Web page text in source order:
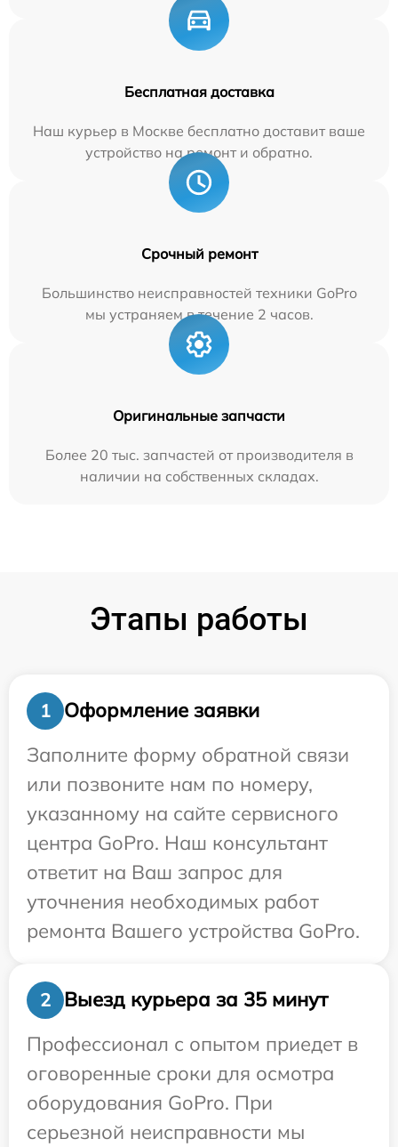
Бесплатная доставка
Наш курьер в Москве бесплатно доставит ваше
устройство на ремонт и обратно.
Срочный ремонт
Большинство неисправностей техники GoPro
мы устраняем в течение 2 часов.
Оригинальные запчасти
Более 20 тыс. запчастей от производителя в
наличии на собственных складах.
Этапы работы
1
Оформление заявки
Заполните форму обратной связи
или позвоните нам по номеру,
указанному на сайте сервисного
центра GoPro. Наш консультант
ответит на Ваш запрос для
уточнения необходимых работ
ремонта Вашего устройства GoPro.
2
Выезд курьера за 35 минут
Профессионал с опытом приедет в
оговоренные сроки для осмотра
оборудования GoPro. При
серьезной неисправности мы